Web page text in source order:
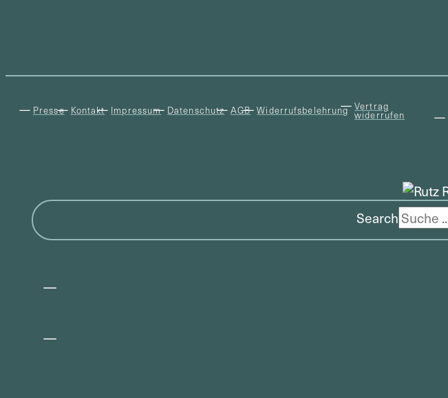
Presse Kontakt Impressum Datenschutz AGB Widerrufsbelehrung Vertrag
widerrufen
Search